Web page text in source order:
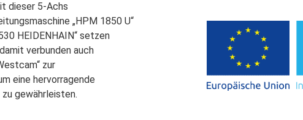
dieser 5-Achs
„HPM 1850 U“
HEIDENHAIN“ setzen
verbunden auch
zur
eine hervorragende
gewährleisten.